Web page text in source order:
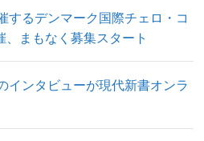
するデンマーク国際チェロ・コ
まもなく募集スタート
インタビューが現代新書オンラ